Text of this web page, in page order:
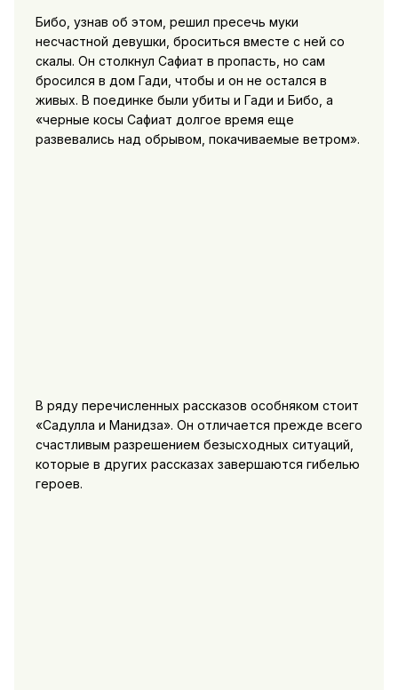
Бибо, узнав об этом, решил пресечь муки
несчастной девушки, броситься вместе с ней со
скалы. Он столкнул Сафиат в пропасть, но сам
бросился в дом Гади, чтобы и он не остался в
живых. В поединке были убиты и Гади и Бибо, а
«черные косы Сафиат долгое время еще
развевались над обрывом, покачиваемые ветром».
В ряду перечисленных рассказов особняком стоит
«Садулла и Манидза». Он отличается прежде всего
счастливым разрешением безысходных ситуаций,
которые в других рассказах завершаются гибелью
героев.